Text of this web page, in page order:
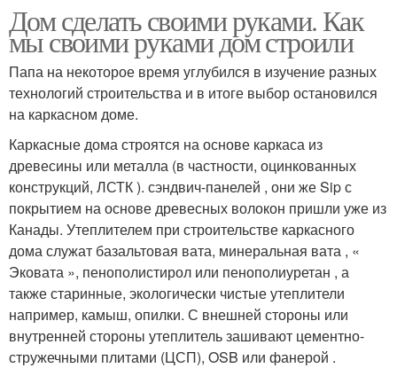
Дом сделать своими руками. Как
мы своими руками дом строили
Папа на некоторое время углубился в изучение разных
технологий строительства и в итоге выбор остановился
на каркасном доме.
Каркасные дома строятся на основе каркаса из
древесины или металла (в частности, оцинкованных
конструкций, ЛСТК ). сэндвич-панелей , они же Sip с
покрытием на основе древесных волокон пришли уже из
Канады. Утеплителем при строительстве каркасного
дома служат базальтовая вата, минеральная вата , «
Эковата », пенополистирол или пенополиуретан , а
также старинные, экологически чистые утеплители
например, камыш, опилки. С внешней стороны или
внутренней стороны утеплитель зашивают цементно-
стружечными плитами (ЦСП), OSB или фанерой .